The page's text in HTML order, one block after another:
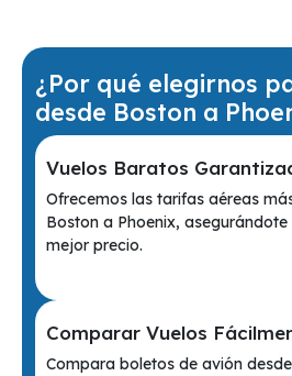
¿Por qué elegirnos
desde Boston a
Vuelos Baratos
Ofrecemos las tarifas aéreas
Boston a Phoenix, asegurándote
mejor precio.
Comparar Vuelos
Compara boletos de avión